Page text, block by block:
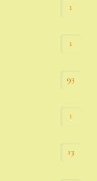
1
1
93
1
13